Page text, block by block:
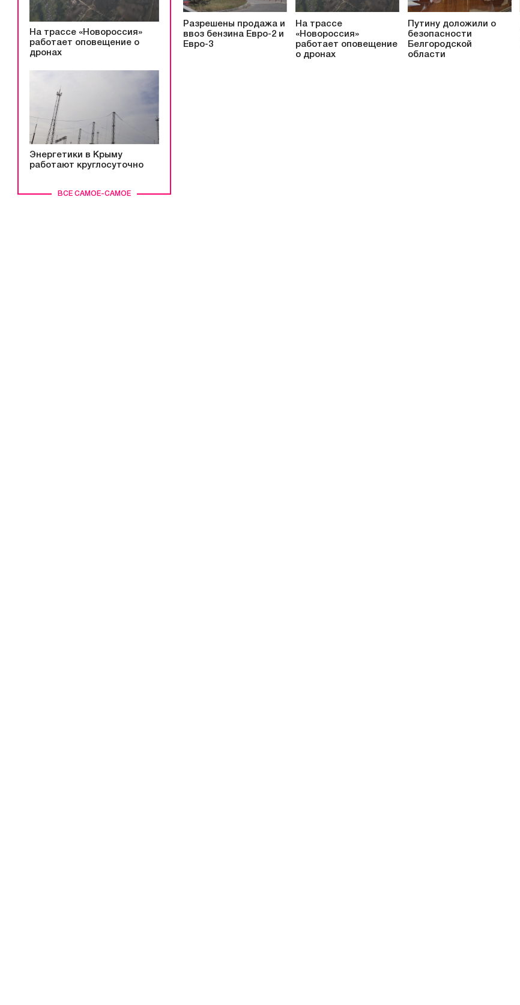
ВСЕ САМОЕ-САМОЕ
На трассе «Новороссия»
работает оповещение о
дронах
Энергетики в Крыму
работают круглосуточно
Разрешены продажа и
ввоз бензина Евро-2 и
Евро-3
На трассе
«Новороссия»
работает оповещение
о дронах
Путину доложили о
безопасности
Белгородской
области